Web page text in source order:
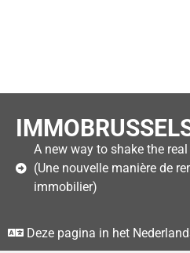
A new way to shake the
(Une nouvelle manière de
immobilier)
Deze pagina in het